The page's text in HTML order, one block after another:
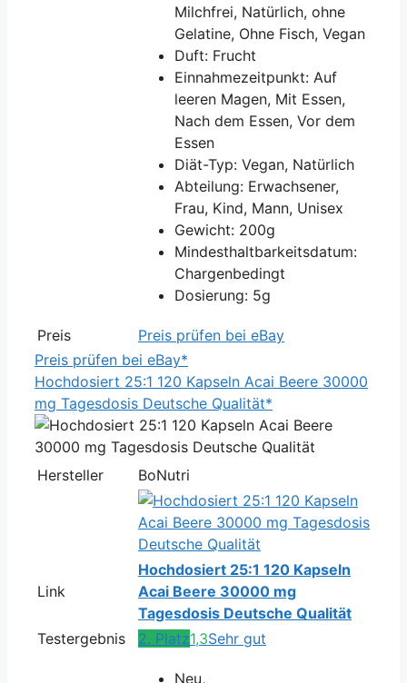
Milchfrei, Natürlich, ohne
Gelatine, Ohne Fisch, Vegan
Duft: Frucht
Einnahmezeitpunkt: Auf
leeren Magen, Mit Essen,
Nach dem Essen, Vor dem
Essen
Diät-Typ: Vegan, Natürlich
Abteilung: Erwachsener,
Frau, Kind, Mann, Unisex
Gewicht: 200g
Mindesthaltbarkeitsdatum:
Chargenbedingt
Dosierung: 5g
Preis
Preis prüfen bei eBay
Preis prüfen bei eBay*
Hochdosiert 25:1 120 Kapseln Acai Beere 30000
mg Tagesdosis Deutsche Qualität*
Hersteller BoNutri
Link
Hochdosiert 25:1 120 Kapseln
Acai Beere 30000 mg
Tagesdosis Deutsche Qualität
Testergebnis
2. Platz1,3Sehr gut
Neu,